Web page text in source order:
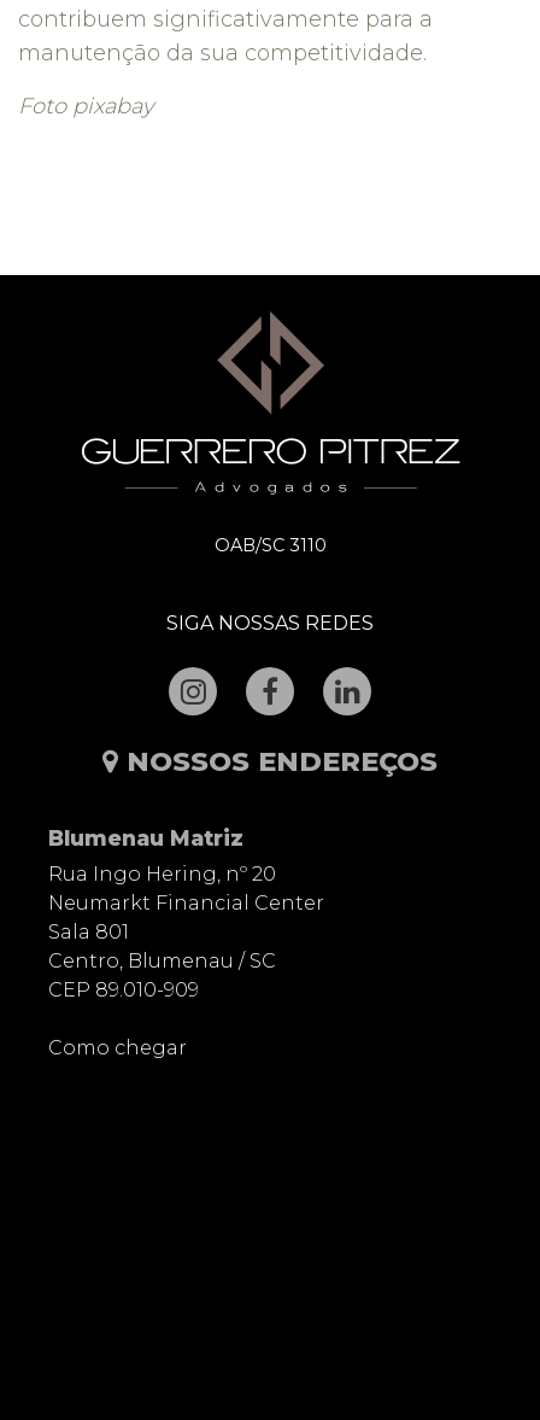
contribuem significativamente para a
manutenção da sua competitividade.
Foto pixabay
OAB/SC 3110
SIGA NOSSAS REDES
NOSSOS ENDEREÇOS
Blumenau Matriz
Rua Ingo Hering, nº 20
Neumarkt Financial Center
Sala 801
Centro, Blumenau / SC
CEP 89.010-909
Como chegar